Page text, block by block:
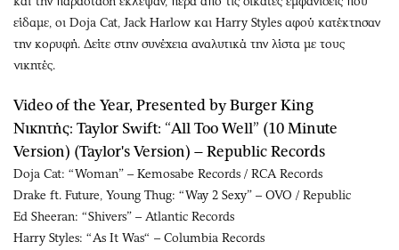
Εικαστικά
Βιβλίο
Χειρόγραφα
Προσφορές
Προσωπικότητες στην ''Κ''
είδαμε, οι Doja Cat, Jack Harlow και Harry Styles αφού κατέκτησαν
την κορυφή. Δείτε στην συνέχεια αναλυτικά την λίστα με τους
νικητές.
Video of the Year, Presented by Burger King
Νικητής: Taylor Swift: “All Too Well” (10 Minute
Version) (Taylor's Version) – Republic Records
Doja Cat: “Woman” – Kemosabe Records / RCA Records
Drake ft. Future, Young Thug: “Way 2 Sexy” – OVO / Republic
Ed Sheeran: “Shivers” – Atlantic Records
Harry Styles: “As It Was“ – Columbia Records